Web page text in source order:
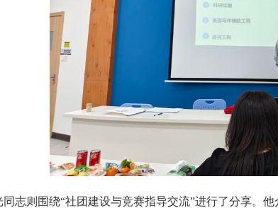
同志则围绕“社团建设与竞赛指导交流”进行了分享。